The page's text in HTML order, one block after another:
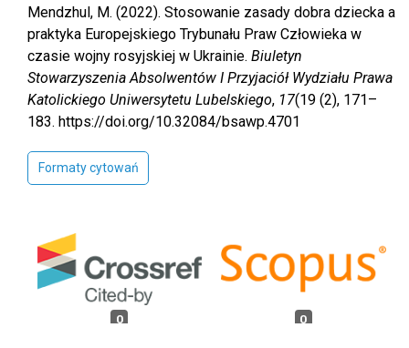
Mendzhul, M. (2022). Stosowanie zasady dobra dziecka a
praktyka Europejskiego Trybunału Praw Człowieka w
czasie wojny rosyjskiej w Ukrainie. Biuletyn
Stowarzyszenia Absolwentów I Przyjaciół Wydziału Prawa
Katolickiego Uniwersytetu Lubelskiego, 17(19 (2), 171–
183. https://doi.org/10.32084/bsawp.4701
Formaty cytowań
0 0